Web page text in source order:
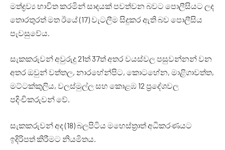
මත්ද්‍රව්‍ය භාවිත කරමින් සාදයක් පවත්වන බවට පොලීසියට ලද
තොරතුරත් මත ඊයේ (17) වැටලීම සිදුකර ඇති බව පොලීසිය
පැවසුවේය.
සැකකරුවන් අවුරුදු 21ත් 37ත් අතර වයස්වල පසුවන්නන් වන
අතර ඔවුන් වත්තල, නාරහේන්පිට, කොටහේන, මාළිගාවත්ත,
මට්ටක්කුලිය, වලස්මුල්ල සහ කොළඹ 12 ප්‍රදේශවල
පදිංචිකරුවන් වේ.
සැකකරුවන් අද (18) බලපිටිය මහෙස්ත්‍රාත් අධිකරණයට
ඉදිරිපත් කිරීමට නියමිතය.